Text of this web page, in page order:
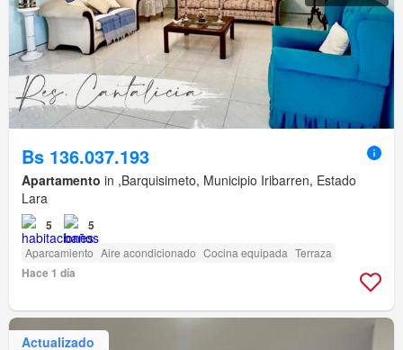
Bs 136.037.193
Apartamento in ,Barquisimeto, Municipio Iribarren, Estado
Lara
5 5
Aparcamiento Aire acondicionado Cocina equipada Terraza
Hace 1 día
Actualizado